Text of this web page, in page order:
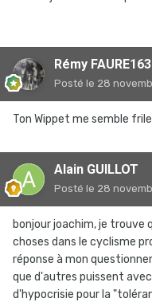
Rémy
Posté le 28
Ton Wippet me semble
Alain GUILLOT
Posté le 28
bonjour joachim, je trouve
choses dans le cyclisme
réponse à mon
que d'autres puissent
d'hypocrisie pour la